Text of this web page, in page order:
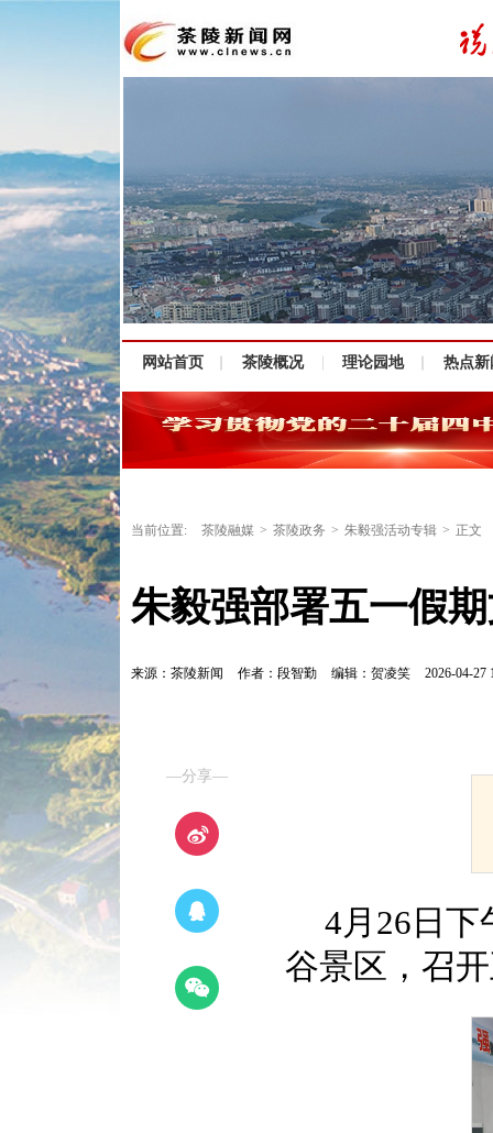
网站首页 茶陵概况 理论园地 热点新
当前位置: 茶陵融媒 > 茶陵政务 > 朱毅强活动专辑 > 正文
朱毅强部署五一假
来源：茶陵新闻 作者：段智勤 编辑：贺凌笑 2026-04-27
—分享—
4月26日
谷景区，召